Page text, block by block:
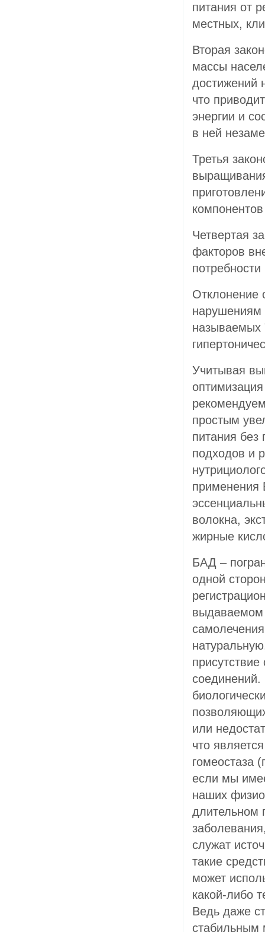
питания от
местных,
Вторая
массы
достижений
что
энергии и
в ней
Третья
Четвертая
факторов
Отклонение
нарушениям
называемых
Учитывая
простым
питания без
подходов и
применения
волокна,
жирные
БАД –
одной
выдаваемом
или
что
гомеостаза
если мы
наших
длительном
служат
такие
может
какой-либо
Ведь даже
стабильным